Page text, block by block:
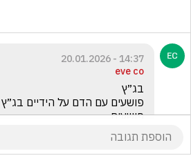
14:37 - 20.01.2026
eve co
פושעים